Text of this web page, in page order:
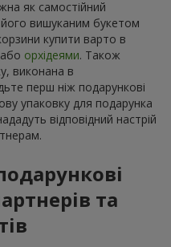
як самостійний
вишуканим букетом
купити варто в
або орхідеями. Також
виконана в
перш ніж подарункові
упаковку для подарунка
відповідний настрій
та